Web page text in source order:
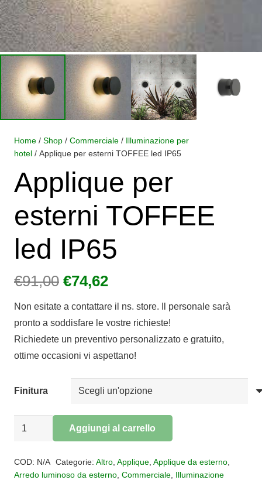
Home / Shop / Commerciale / Illuminazione per
hotel / Applique per esterni TOFFEE led IP65
Applique per
esterni TOFFEE
led IP65
€91,00 Il
originale
era:
€91,00.
€74,62Il
attuale
è:
€74,62.
Non esitate a contattare il ns. store. Il personale sarà
pronto a soddisfare le vostre richieste!
Richiedete un preventivo personalizzato e gratuito,
ottime occasioni vi aspettano!
Finitura
Applique
TOFFEE
Aggiungi al carrello
COD: N/A Categorie: Altro, Applique, Applique da esterno,
Arredo luminoso da esterno Commerciale Illuminazione